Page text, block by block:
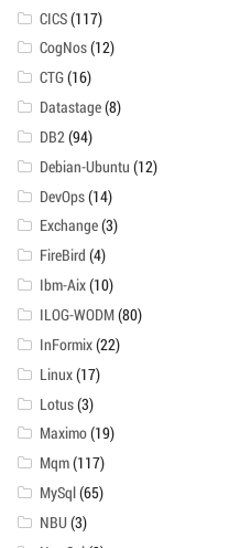
CICS(117)
CogNos(12)
CTG(16)
Datastage(8)
DB2(94)
Debian-Ubuntu (12)
DevOps(14)
Exchange(3)
FireBird (4)
Ibm-Aix(10)
ILOG-WODM(80)
InFormix(22)
Linux(17)
Lotus(3)
Maximo(19)
Mqm(117)
MySql(65)
NBU(3)